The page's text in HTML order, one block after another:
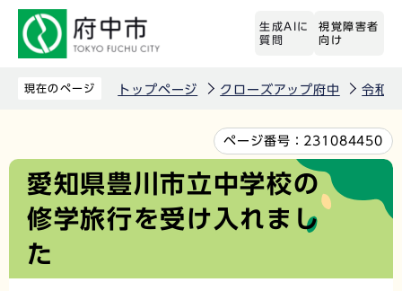
先
生成AIに
質問
視覚障害者
向け
現在のページ トップページ クローズアップ府中 令和8
文
ページ番号： 231084450
愛知県豊川市立中学校の
修学旅行を受け入れまし
た